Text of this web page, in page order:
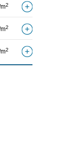
2
2
2